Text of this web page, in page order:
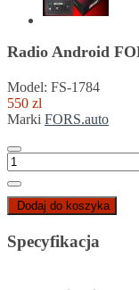
Radio Android
Model: FS-1784
550 zl
Marki FORS.auto
Dodaj do koszyka
Specyfikacja